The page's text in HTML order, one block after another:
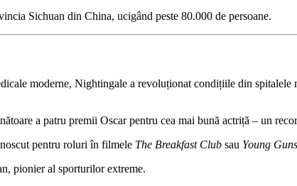
Sichuan din China, ucigând peste 80.000 de persoane.
moderne, Nightingale a revoluționat condițiile din
a patru premii Oscar pentru cea mai bună actriță – un
pentru roluri în filmele The Breakfast Club sau Young Guns
pionier al sporturilor extreme.